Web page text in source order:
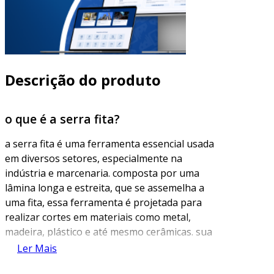
Descrição do produto
o que é a serra fita?
a serra fita é uma ferramenta essencial usada
em diversos setores, especialmente na
indústria e marcenaria. composta por uma
lâmina longa e estreita, que se assemelha a
uma fita, essa ferramenta é projetada para
realizar cortes em materiais como metal,
madeira, plástico e até mesmo cerâmicas. sua
principal característica é a flexibilidade, que
Ler Mais